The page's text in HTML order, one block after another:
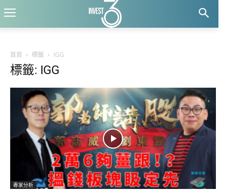
首頁 標籤 IGG
標籤: IGG
專家分析